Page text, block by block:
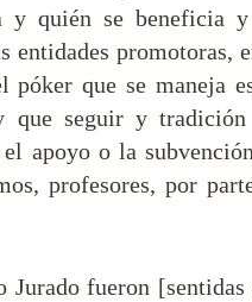
y quién se beneficia
entidades promotoras,
póker que se maneja
que seguir y
apoyo o la
profesores, por
Jurado fueron [sentidas